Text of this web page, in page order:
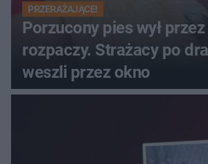
PRZERAŻAJĄCE!
Porzucony pies wył
rozpaczy. Strażacy po
weszli przez okno